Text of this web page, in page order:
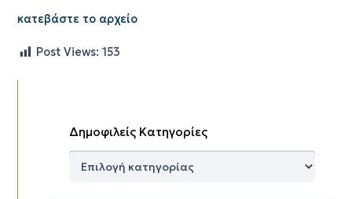
κατεβάστε το αρχείο
Post Views: 153
Δημοφιλείς Κατηγορίες
Δημοφιλείς